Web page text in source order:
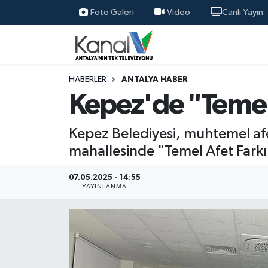
Foto Galeri Video Canlı Yayın
HABERLER ANTALYA HABER
Kepez'de
Kepez Belediyesi, muhtemel
mahallesinde "Temel Afet
07.05.2025 - 14:55
YAYINLANMA
Ana Haber
Antalya Haber
Günün Manşetleri
Haber Kuşakları
Nöbetçi Eczaneler
Hava Durumu
Trafik Durumu
Süper Lig Puan Durumu ve Fikstür